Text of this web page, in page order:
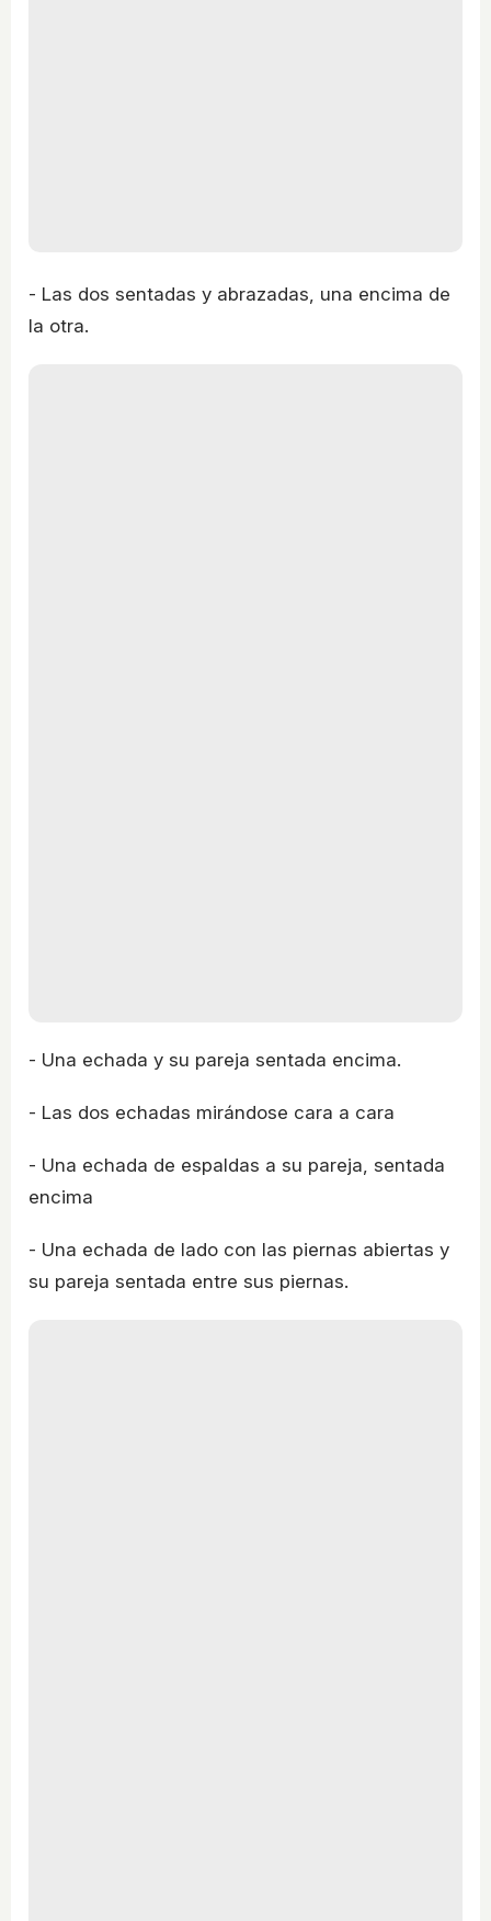
- Las dos sentadas y abrazadas, una encima de
la otra.
- Una echada y su pareja sentada encima.
- Las dos echadas mirándose cara a cara
- Una echada de espaldas a su pareja, sentada
encima
- Una echada de lado con las piernas abiertas y
su pareja sentada entre sus piernas.